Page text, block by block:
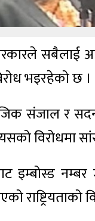
सबैलाई
भइरहेको छ ।
संजाल र
विरोधमा
इम्बोस्ड
राष्ट्रियताको